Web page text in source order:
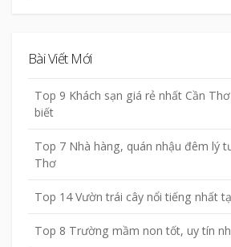
Bài Viết Mới
Top 9 Khách sạn giá rẻ nhất Cần
biết
Top 7 Nhà hàng, quán nhậu đêm lý
Thơ
Top 14 Vườn trái cây nổi tiếng nhất
Top 8 Trường mầm non tốt, uy tín